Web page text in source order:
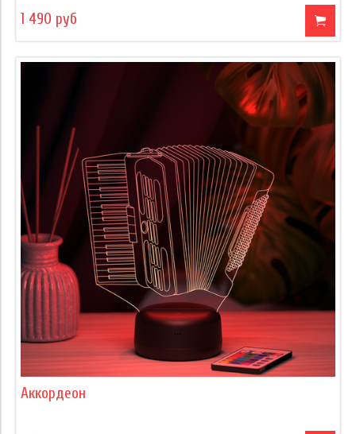
1 490 руб
Аккордеон